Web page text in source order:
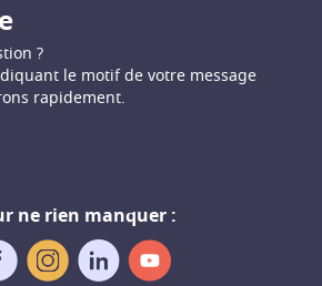
?
le motif de votre message
rapidement.
ne rien manquer :